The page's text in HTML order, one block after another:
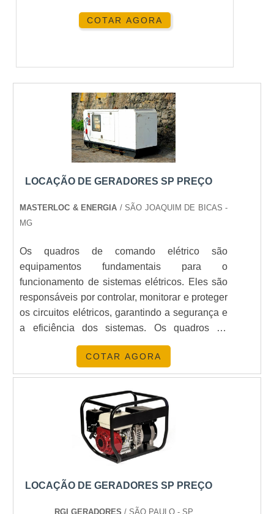
COTAR AGORA
LOCAÇÃO DE GERADORES SP PREÇO
MASTERLOC & ENERGIA / SÃO JOAQUIM DE BICAS -
MG
Os quadros de comando elétrico são
equipamentos fundamentais para o
funcionamento de sistemas elétricos. Eles são
responsáveis por controlar, monitorar e proteger
os circuitos elétricos, garantindo a segurança e
a eficiência dos sistemas. Os quadros de
comando elétrico são fabricados com materiais
resistentes e de alta qualidade, para garantir a
durabilidade e a confiabilidade dos
equipamentos. Além disso, eles são projetados
para atender às necessidades específicas de
cada cliente, oferecendo soluções
personalizadas.
COTAR AGORA
LOCAÇÃO DE GERADORES SP PREÇO
RGI GERADORES / SÃO PAULO - SP